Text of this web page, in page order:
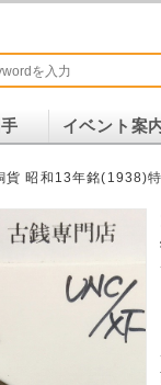
イベント案
貨 昭和13年銘(1938)